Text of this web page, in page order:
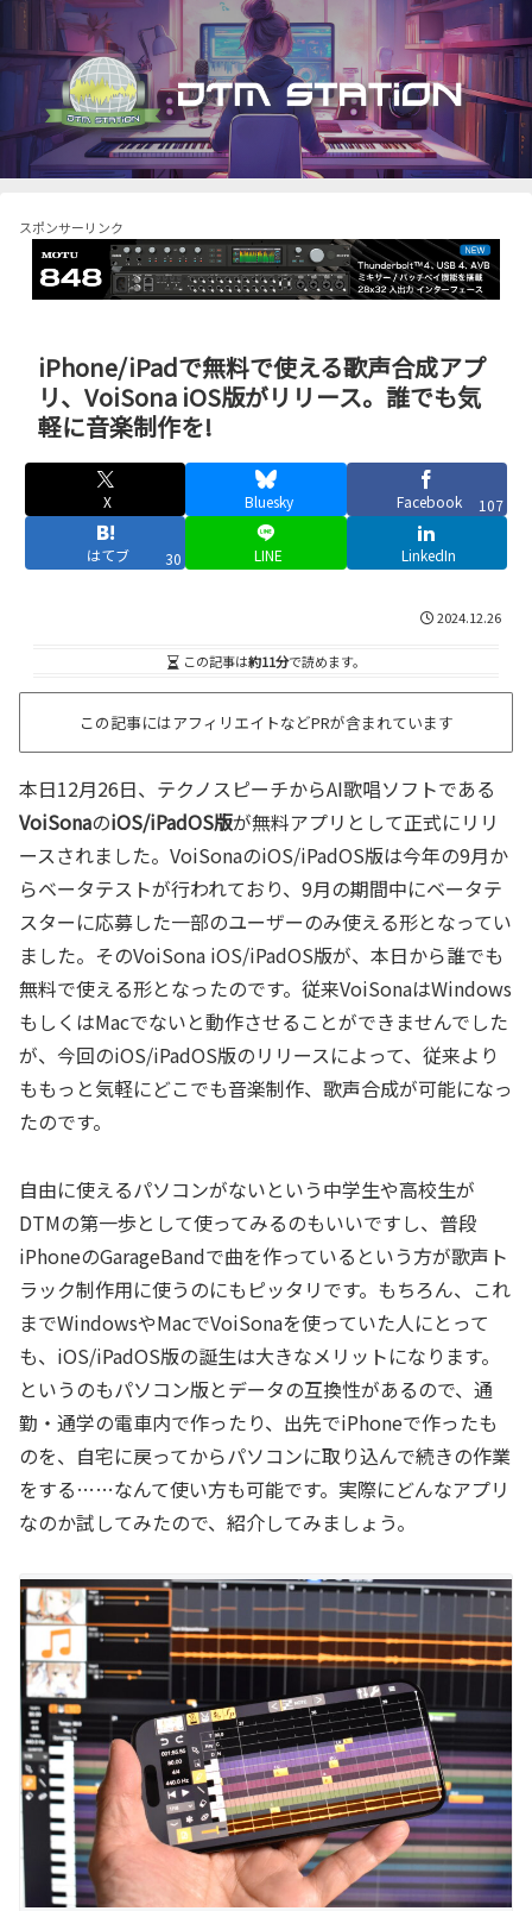
スポンサーリンク
iPhone/iPadで無料で使える歌声合成アプ
リ、VoiSona iOS版がリリース。誰でも気
軽に音楽制作を!
X Bluesky Facebook 107
はてブ 30 LINE LinkedIn
2024.12.26
この記事は約11分で読めます。
この記事にはアフィリエイトなどPRが含まれています
本日12月26日、テクノスピーチからAI歌唱ソフトである
VoiSonaのiOS/iPadOS版が無料アプリとして正式にリリ
ースされました。VoiSonaのiOS/iPadOS版は今年の9月か
らベータテストが行われており、9月の期間中にベータテ
スターに応募した一部のユーザーのみ使える形となってい
ました。そのVoiSona iOS/iPadOS版が、本日から誰でも
無料で使える形となったのです。従来VoiSonaはWindows
もしくはMacでないと動作させることができませんでした
が、今回のiOS/iPadOS版のリリースによって、従来より
ももっと気軽にどこでも音楽制作、歌声合成が可能になっ
たのです。
自由に使えるパソコンがないという中学生や高校生が
DTMの第一歩として使ってみるのもいいですし、普段
iPhoneのGarageBandで曲を作っているという方が歌声ト
ラック制作用に使うのにもピッタリです。もちろん、これ
までWindowsやMacでVoiSonaを使っていた人にとって
も、iOS/iPadOS版の誕生は大きなメリットになります。
というのもパソコン版とデータの互換性があるので、通
勤・通学の電車内で作ったり、出先でiPhoneで作ったも
のを、自宅に戻ってからパソコンに取り込んで続きの作業
をする……なんて使い方も可能です。実際にどんなアプリ
なのか試してみたので、紹介してみましょう。